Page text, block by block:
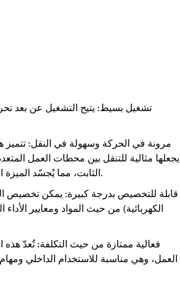
تشغيل بسيط: يتيح التشغيل عن بعد
مرونة في الحركة وسهولة في النقل: تتميز
يجعلها مثالية للتنقل بين محطات العمل
الثابت، مما يُجسّد الميزة الأساسية لسلسلة الرافعات الجسرية المحمولة المزودة برافعات كهربائية.
قابلة للتخصيص بدرجة كبيرة: يمكن تخصيص
الكهربائية) من حيث المواد ومعايير
فعالية ممتازة من حيث التكلفة: تُعدّ هذه
العمل، وهي مناسبة للاستخدام الداخلي